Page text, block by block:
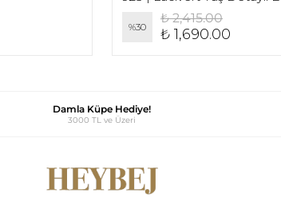
%30
₺ 2,415.00
₺ 1,690.00
Damla Küpe Hediye!
3000 TL ve Üzeri